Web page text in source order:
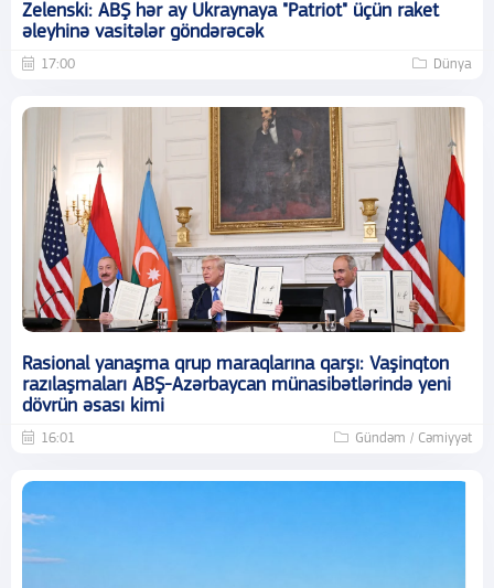
Zelenski: ABŞ hər ay Ukraynaya "Patriot" üçün raket
əleyhinə vasitələr göndərəcək
17:00 Dünya
Rasional yanaşma qrup maraqlarına qarşı: Vaşinqton
razılaşmaları ABŞ-Azərbaycan münasibətlərində yeni
dövrün əsası kimi
16:01 Gündəm / Cəmiyyət